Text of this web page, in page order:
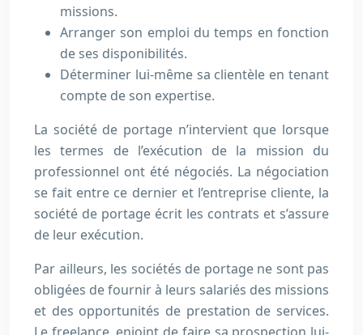
missions.
Arranger son emploi du temps en fonction
de ses disponibilités.
Déterminer lui-même sa clientèle en tenant
compte de son expertise.
La société de portage n’intervient que lorsque
les termes de l’exécution de la mission du
professionnel ont été négociés. La négociation
se fait entre ce dernier et l’entreprise cliente, la
société de portage écrit les contrats et s’assure
de leur exécution.
Par ailleurs, les sociétés de portage ne sont pas
obligées de fournir à leurs salariés des missions
et des opportunités de prestation de services.